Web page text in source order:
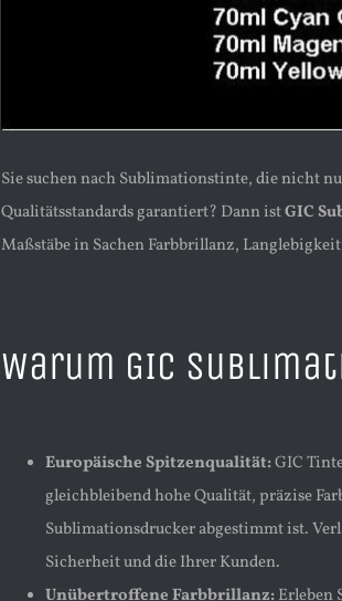
Sie suchen nach Sublimationstinte, die nicht
Qualitätsstandards garantiert? Dann istGIC
Maßstäbe in Sachen Farbbrillanz,
Warum GIC
Europäische Spitzenqualität:GIC
gleichbleibend hohe Qualität, präzise
Sublimationsdrucker abgestimmt ist.
Sicherheit und die Ihrer Kunden.
Unübertroffene Farbbrillanz:Erleben